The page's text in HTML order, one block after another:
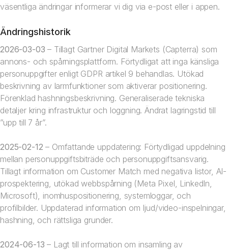
väsentliga ändringar informerar vi dig via e-post eller i appen.
Ändringshistorik
2026-03-03 – Tillagt Gartner Digital Markets (Capterra) som
annons- och spårningsplattform. Förtydligat att inga känsliga
personuppgifter enligt GDPR artikel 9 behandlas. Utökad
beskrivning av larmfunktioner som aktiverar positionering.
Förenklad hashningsbeskrivning. Generaliserade tekniska
detaljer kring infrastruktur och loggning. Ändrat lagringstid till
”upp till 7 år”.
2025-02-12 – Omfattande uppdatering: Förtydligad uppdelning
mellan personuppgiftsbiträde och personuppgiftsansvarig.
Tillagt information om Customer Match med negativa listor, AI-
prospektering, utökad webbspårning (Meta Pixel, LinkedIn,
Microsoft), inomhuspositionering, systemloggar, och
profilbilder. Uppdaterad information om ljud/video-inspelningar,
hashning, och rättsliga grunder.
2024-06-13 – Lagt till information om insamling av